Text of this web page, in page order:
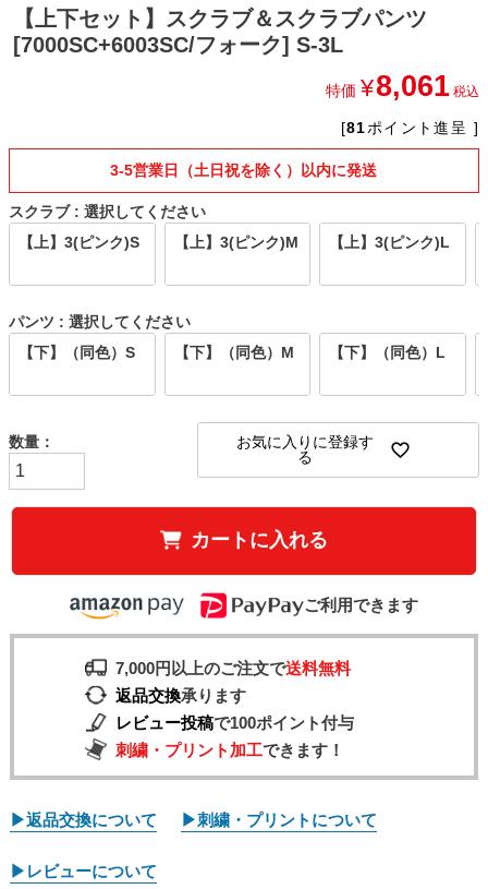
【上下セット】スクラブ＆スクラブパンツ
[7000SC+6003SC/フォーク] S-3L
特価 ¥8,061 税込
[81ポイント進呈 ]
3-5営業日（土日祝を除く）以内に発送
スクラブ
選択してください
【上】3(ピンク)S
【上】3(ピンク)M 【上】3(ピンク)L
パンツ
選択してください
【下】（同色）S
【下】（同色）M 【下】（同色）L
お気に入りに登録す
る
カートに入れる
ご利用できます
7,000円以上のご注文で送料無料
返品交換承ります
レビュー投稿で100ポイント付与
刺繍・プリント加工できます！
▶返品交換について ▶刺繍・プリントについて
▶レビューについて